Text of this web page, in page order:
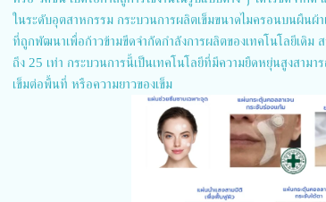
ในระดับอุตสาหกรรม กระบวนการผลิตเข็มขนาดไมครอนบนผืนผ้า
ที่ถูกพัฒนาเพื่อก้าวข้ามขีดจำกัดกำลังการผลิตของเทคโนโลยีเดิม
ถึง 25 เท่า กระบวนการนี้เป็นเทคโนโลยีที่มีความยืดหยุ่นสูงสาม
เข็มต่อพื้นที่ หรือความยาวของเข็ม